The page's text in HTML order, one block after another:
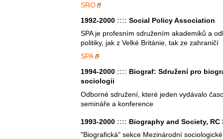
SRO
1992-2000 :::: Social Policy Association
SPA je profesním sdružením akademiků a
politiky, jak z Velké Británie, tak ze zahraničí
SPA
1994-2000 :::: Biograf: Sdružení pro
sociologii
Odborné sdružení, které jeden vydávalo
semináře a konference
1993-2000 :::: Biography and Society, RC
"Biografická" sekce Mezinárodní